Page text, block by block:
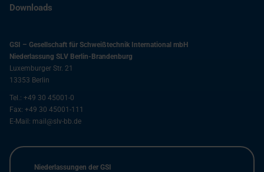
Downloads
GSI – Gesellschaft für Schweißtechnik International mbH
Niederlassung SLV Berlin-Brandenburg
Luxemburger Str. 21
13353 Berlin
Tel.: +49 30 45001-0
Fax: +49 30 45001-111
E-Mail: mail@slv-bb.de
Niederlassungen der GSI